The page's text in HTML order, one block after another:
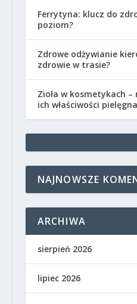
Ferrytyna: klucz do
poziom?
Zdrowe odżywianie
zdrowie w trasie?
Zioła w kosmetykach
ich właściwości
NAJNOWSZE
ARCHIWA
sierpień 2026
lipiec 2026